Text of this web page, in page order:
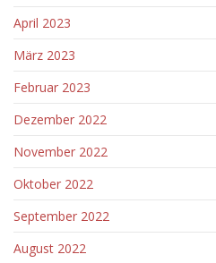
April 2023
März 2023
Februar 2023
Dezember 2022
November 2022
Oktober 2022
September 2022
August 2022